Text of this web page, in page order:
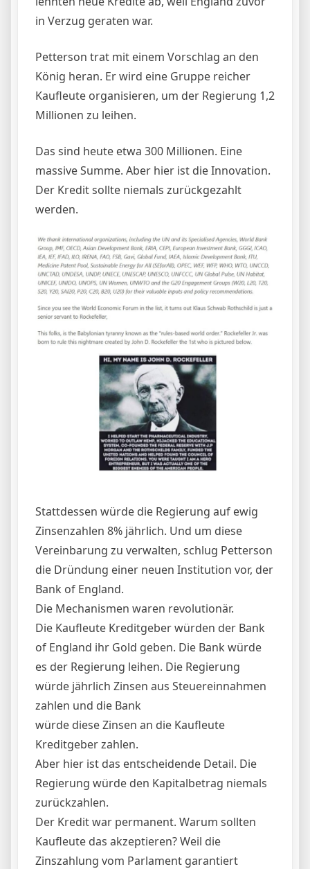
in Verzug geraten war.
Petterson trat mit einem Vorschlag an den
König heran. Er wird eine Gruppe reicher
Kaufleute organisieren, um der Regierung 1,2
Millionen zu leihen.
Das sind heute etwa 300 Millionen. Eine
massive Summe. Aber hier ist die Innovation.
Der Kredit sollte niemals zurückgezahlt
werden.
Stattdessen würde die Regierung auf ewig
Zinsenzahlen 8% jährlich. Und um diese
Vereinbarung zu verwalten, schlug Petterson
die Dründung einer neuen Institution vor, der
Bank of England.
Die Mechanismen waren revolutionär.
Die Kaufleute Kreditgeber würden der Bank
of England ihr Gold geben. Die Bank würde
es der Regierung leihen. Die Regierung
würde jährlich Zinsen aus Steuereinnahmen
zahlen und die Bank
würde diese Zinsen an die Kaufleute
Kreditgeber zahlen.
Aber hier ist das entscheidende Detail. Die
Regierung würde den Kapitalbetrag niemals
zurückzahlen.
Der Kredit war permanent. Warum sollten
Kaufleute das akzeptieren? Weil die
Zinszahlung vom Parlament garantiert